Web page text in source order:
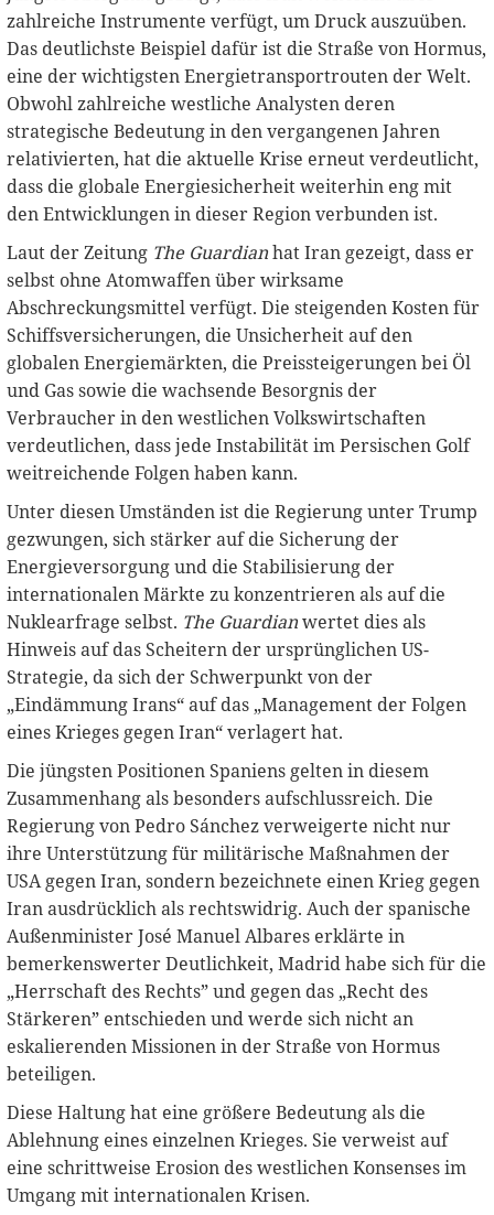
zahlreiche Instrumente verfügt, um Druck auszuüben.
Das deutlichste Beispiel dafür ist die Straße von Hormus,
eine der wichtigsten Energietransportrouten der Welt.
Obwohl zahlreiche westliche Analysten deren
strategische Bedeutung in den vergangenen Jahren
relativierten, hat die aktuelle Krise erneut verdeutlicht,
dass die globale Energiesicherheit weiterhin eng mit
den Entwicklungen in dieser Region verbunden ist.
Laut der Zeitung The Guardianhat Iran gezeigt, dass er
selbst ohne Atomwaffen über wirksame
Abschreckungsmittel verfügt. Die steigenden Kosten für
Schiffsversicherungen, die Unsicherheit auf den
globalen Energiemärkten, die Preissteigerungen bei Öl
und Gas sowie die wachsende Besorgnis der
Verbraucher in den westlichen Volkswirtschaften
verdeutlichen, dass jede Instabilität im Persischen Golf
weitreichende Folgen haben kann.
Unter diesen Umständen ist die Regierung unter Trump
gezwungen, sich stärker auf die Sicherung der
Energieversorgung und die Stabilisierung der
internationalen Märkte zu konzentrieren als auf die
Nuklearfrage selbst. The Guardianwertet dies als
Hinweis auf das Scheitern der ursprünglichen US-
Strategie, da sich der Schwerpunkt von der
„Eindämmung Irans“ auf das „Management der Folgen
eines Krieges gegen Iran“ verlagert hat.
Die jüngsten Positionen Spaniens gelten in diesem
Zusammenhang als besonders aufschlussreich. Die
Regierung von Pedro Sánchez verweigerte nicht nur
ihre Unterstützung für militärische Maßnahmen der
USA gegen Iran, sondern bezeichnete einen Krieg gegen
Iran ausdrücklich als rechtswidrig. Auch der spanische
Außenminister José Manuel Albares erklärte in
bemerkenswerter Deutlichkeit, Madrid habe sich für die
„Herrschaft des Rechts” und gegen das „Recht des
Stärkeren” entschieden und werde sich nicht an
eskalierenden Missionen in der Straße von Hormus
beteiligen.
Diese Haltung hat eine größere Bedeutung als die
Ablehnung eines einzelnen Krieges. Sie verweist auf
eine schrittweise Erosion des westlichen Konsenses im
Umgang mit internationalen Krisen.